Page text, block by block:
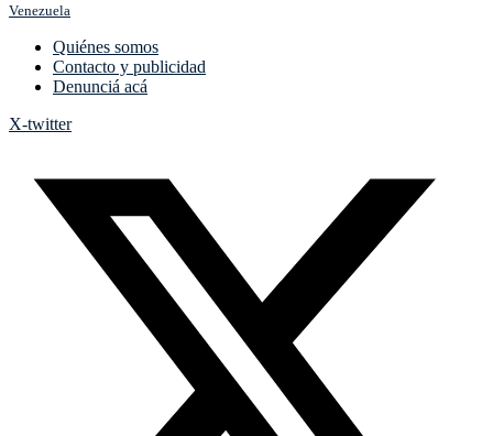
Venezuela
Quiénes somos
Contacto y publicidad
Denunciá acá
X-twitter